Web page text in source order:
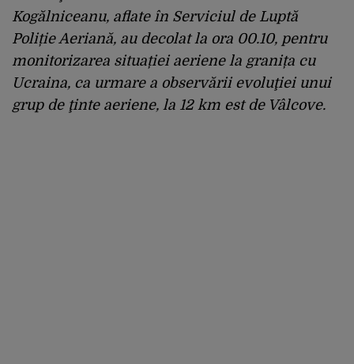
Kogălniceanu, aflate în Serviciul de Luptă
Poliție Aeriană, au decolat la ora 00.10, pentru
monitorizarea situației aeriene la granița cu
Ucraina, ca urmare a observării evoluţiei unui
grup de ţinte aeriene, la 12 km est de Vâlcove.